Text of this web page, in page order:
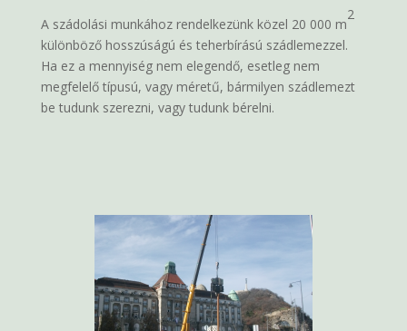
A szádolási munkához rendelkezünk közel 20 000 m
2
különböző hosszúságú és teherbírású szádlemezzel.
Ha ez a mennyiség nem elegendő, esetleg nem
megfelelő típusú, vagy méretű, bármilyen szádlemezt
be tudunk szerezni, vagy tudunk bérelni.